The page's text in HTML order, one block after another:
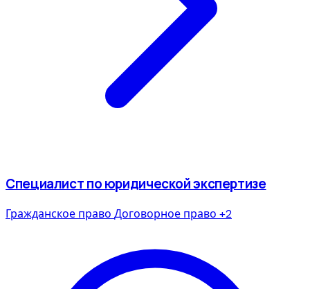
Специалист по юридической экспертизе
Гражданское право Договорное право +2